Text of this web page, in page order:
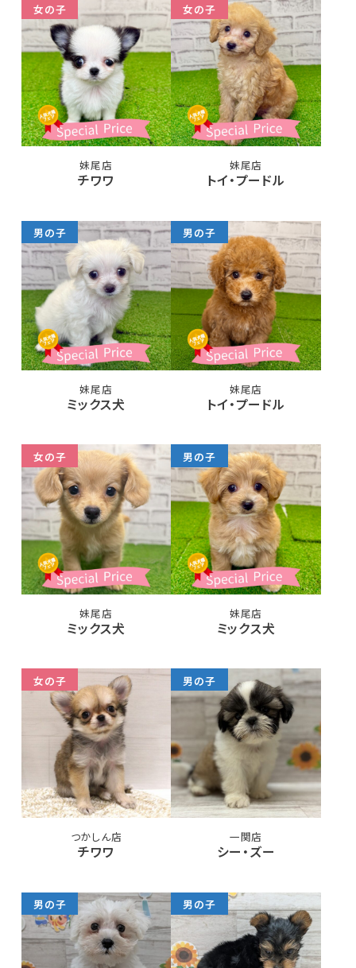
女の子
妹尾店
チワワ
女の子
妹尾店
トイ・プードル
男の子
妹尾店
ミックス犬
男の子
妹尾店
トイ・プードル
女の子
妹尾店
ミックス犬
男の子
妹尾店
ミックス犬
女の子
つかしん店
チワワ
男の子
一関店
シー・ズー
男の子 男の子